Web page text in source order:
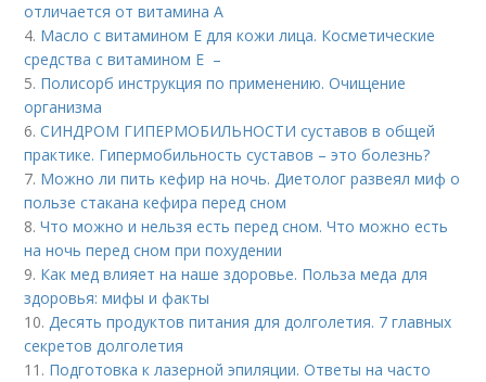
отличается от витамина А
4. Масло с витамином Е для кожи лица. Косметические
средства с витамином Е –
5. Полисорб инструкция по применению. Очищение
организма
6.СИНДРОМ ГИПЕРМОБИЛЬНОСТИ суставов в общей
практике. Гипермобильность суставов – это болезнь?
7. Можно ли пить кефир на ночь. Диетолог развеял миф о
пользе стакана кефира перед сном
8.Что можно и нельзя есть перед сном. Что можно есть
на ночь перед сном при похудении
9. Как мед влияет на наше здоровье. Польза меда для
здоровья: мифы и факты
10.Десять продуктов питания для долголетия. 7 главных
секретов долголетия
11. Подготовка к лазерной эпиляции. Ответы на часто